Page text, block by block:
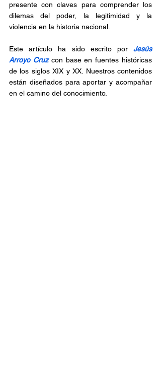
presente con claves para comprender los
dilemas del poder, la legitimidad y la
violencia en la historia nacional.
Este artículo ha sido escrito por Jesús
Arroyo Cruz con base en fuentes históricas
de los siglos XIX y XX. Nuestros contenidos
están diseñados para aportar y acompañar
en el camino del conocimiento.